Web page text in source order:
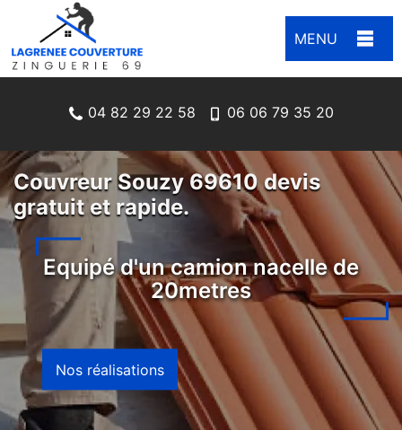
MENU
04 82 29 22 58 06 06 79 35 20
Couvreur Souzy 69610 devis
gratuit et rapide.
Equipé d'un camion nacelle de
20metres
Nos réalisations